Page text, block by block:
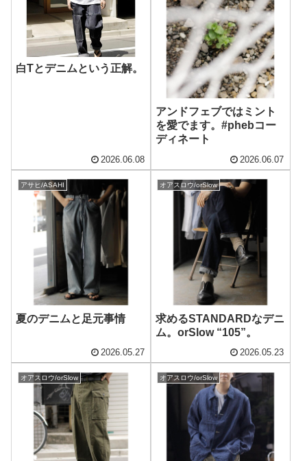
白Tとデニムという正解。
2026.06.08
アンドフェブではミント
を愛でます。#phebコー
ディネート
2026.06.07
アサヒ/ASAHI
夏のデニムと足元事情
2026.05.27
オアスロウ/orSlow
求めるSTANDARDなデニ
ム。orSlow “105”。
2026.05.23
オアスロウ/orSlow オアスロウ/orSlow